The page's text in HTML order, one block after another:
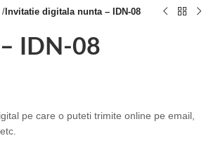
/Invitatie digitala nunta – IDN-08
IDN-08
pe care o puteti trimite online pe email,